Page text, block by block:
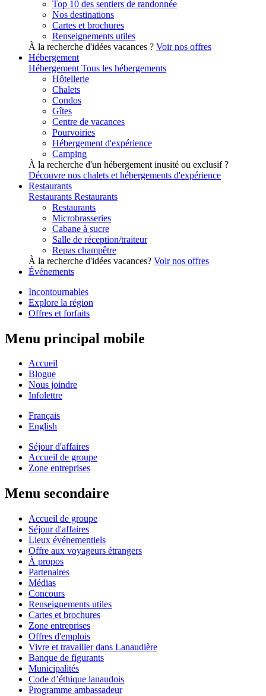
Top 10 des sentiers de randonnée
Nos destinations
Cartes et brochures
Renseignements utiles
À la recherche d'idées vacances ? Voir nos offres
Hébergement
Hébergement Tous les hébergements
Hôtellerie
Chalets
Condos
Gîtes
Centre de vacances
Pourvoiries
Hébergement d'expérience
Camping
À la recherche d'un hébergement inusité ou exclusif ?
Découvre nos chalets et hébergements d'expérience
Restaurants
Restaurants Restaurants
Restaurants
Microbrasseries
Cabane à sucre
Salle de réception/traiteur
Repas champêtre
À la recherche d'idées vacances? Voir nos offres
Événements
Incontournables
Explore la région
Offres et forfaits
Menu principal mobile
Accueil
Blogue
Nous joindre
Infolettre
Français
English
Séjour d'affaires
Accueil de groupe
Zone entreprises
Menu secondaire
Accueil de groupe
Séjour d'affaires
Lieux événementiels
Offre aux voyageurs étrangers
À propos
Partenaires
Médias
Concours
Renseignements utiles
Cartes et brochures
Zone entreprises
Offres d'emplois
Vivre et travailler dans Lanaudière
Banque de figurants
Municipalités
Code d’éthique lanaudois
Programme ambassadeur